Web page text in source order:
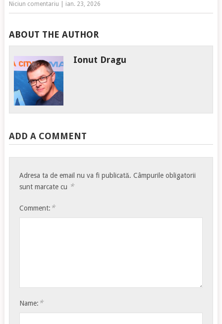
Niciun comentariu ian. 23, 2026
ABOUT THE AUTHOR
Ionut Dragu
ADD A COMMENT
Adresa ta de email nu va fi publicată. Câmpurile obligatorii
sunt marcate cu *
Comment: *
Name: *